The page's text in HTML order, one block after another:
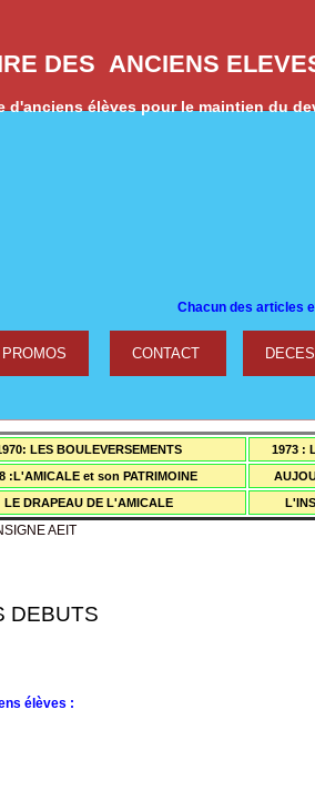
DES ANCIENS
élèves pour le maintien du
cun des articles et pdf se
PROMOS CONTACT DECES
LES BOULEVERSEMENTS
1973 :
8 :L'AMICALE et son PATRIMOINE
LE DRAPEAU DE L'AMICALE
élèves :